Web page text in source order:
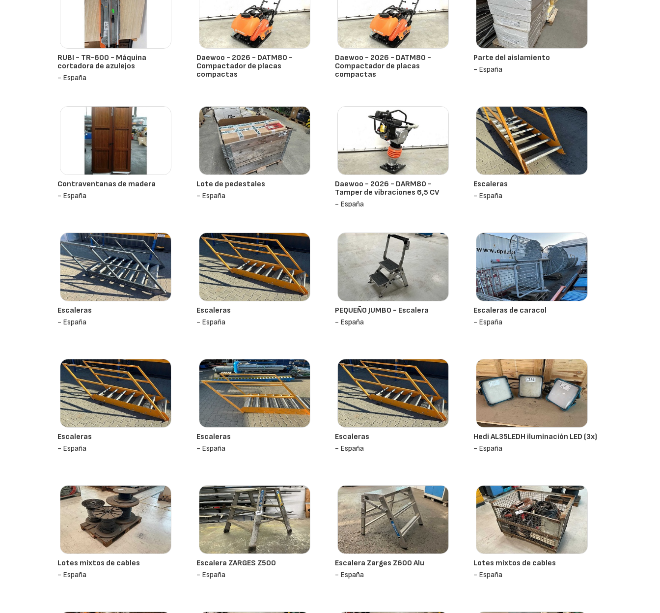
RUBI - TR-600 - Máquina
cortadora de azulejos
- España
Daewoo - 2026 - DATM80 -
Compactador de placas
compactas
Daewoo - 2026 - DATM80 -
Compactador de placas
compactas
Parte del aislamiento
- España
Contraventanas de madera
- España
Lote de pedestales
- España
Daewoo - 2026 - DARM80 -
Tamper de vibraciones 6,5 CV
- España
Escaleras
- España
Escaleras
- España
Escaleras
- España
PEQUEÑO JUMBO - Escalera
- España
Escaleras de caracol
- España
Escaleras
- España
Escaleras
- España
Escaleras
- España
Hedi AL35LEDH iluminación LED (3x)
- España
Lotes mixtos de cables
- España
Escalera ZARGES Z500
- España
Escalera Zarges Z600 Alu
- España
Lotes mixtos de cables
- España